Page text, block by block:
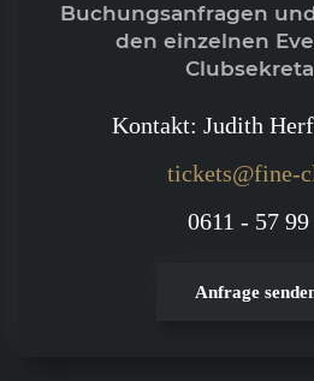
Buchungsanfragen
den einzelnen
Kontakt: Judith
tickets@fine-
0611 - 57
Anfrage